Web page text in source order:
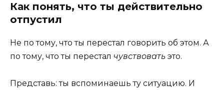
Как понять, что ты действительно
отпустил
Не по тому, что ты перестал говорить об этом. А
по тому, что ты перестал чувствовать это.
Представь: ты вспоминаешь ту ситуацию. И